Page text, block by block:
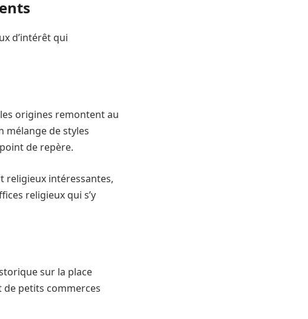
d’intérêt qui
origines remontent au
mélange de styles
de repère.
religieux intéressantes,
religieux qui s’y
sur la place
petits commerces